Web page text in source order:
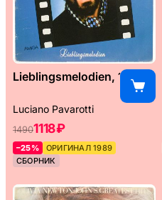
Lieblingsmelodien, 1989
Luciano Pavarotti
14901118 ₽
–25%
ОРИГИНАЛ 1989
СБОРНИК